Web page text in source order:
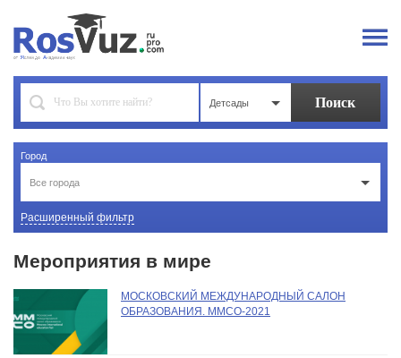
Детсады
Город
Все города
Расширенный фильтр
Мероприятия в мире
МОСКОВСКИЙ МЕЖДУНАРОДНЫЙ САЛОН
ОБРАЗОВАНИЯ. ММСО-2021